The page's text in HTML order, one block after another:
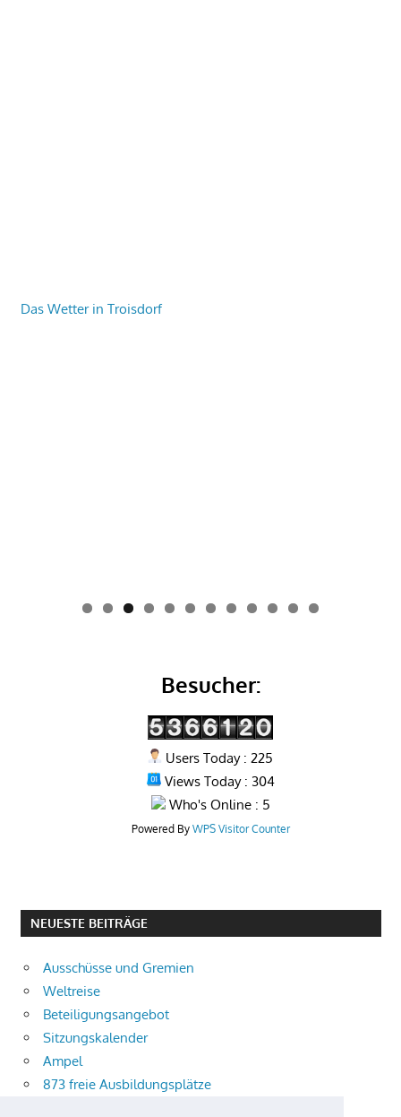
Das Wetter in Troisdorf
0 1 2
Besucher:
Users Today : 225
Views Today : 304
Who's Online : 5
Powered By WPS Visitor Counter
NEUESTE BEITRÄGE
Ausschüsse und Gremien
Weltreise
Beteiligungsangebot
Sitzungskalender
Ampel
873 freie Ausbildungsplätze